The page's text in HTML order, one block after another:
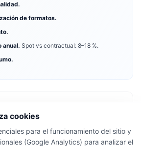
de formatos.
anual. Spot vs contractual: 8–18 %.
cookies
para el funcionamiento del sitio y
(Google Analytics) para analizar el